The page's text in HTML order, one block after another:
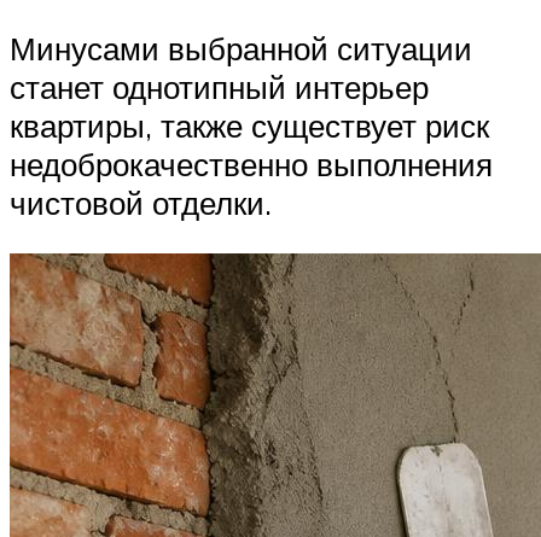
Минусами выбранной ситуации
станет однотипный интерьер
квартиры, также существует риск
недоброкачественно выполнения
чистовой отделки.